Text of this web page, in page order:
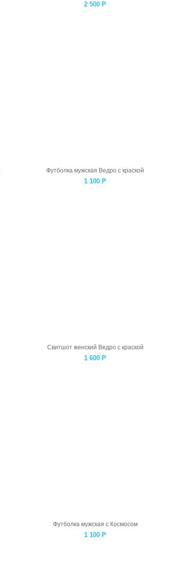
2 500 Р
Футболка мужская Ведро с краской
1 100 Р
Свитшот женский Ведро с краской
1 600 Р
Футболка мужская с Космосом
1 100 Р